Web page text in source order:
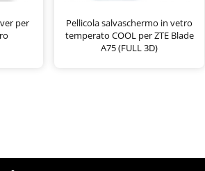
per
Pellicola salvaschermo in vetro
temperato COOL per ZTE Blade
A75 (FULL 3D)